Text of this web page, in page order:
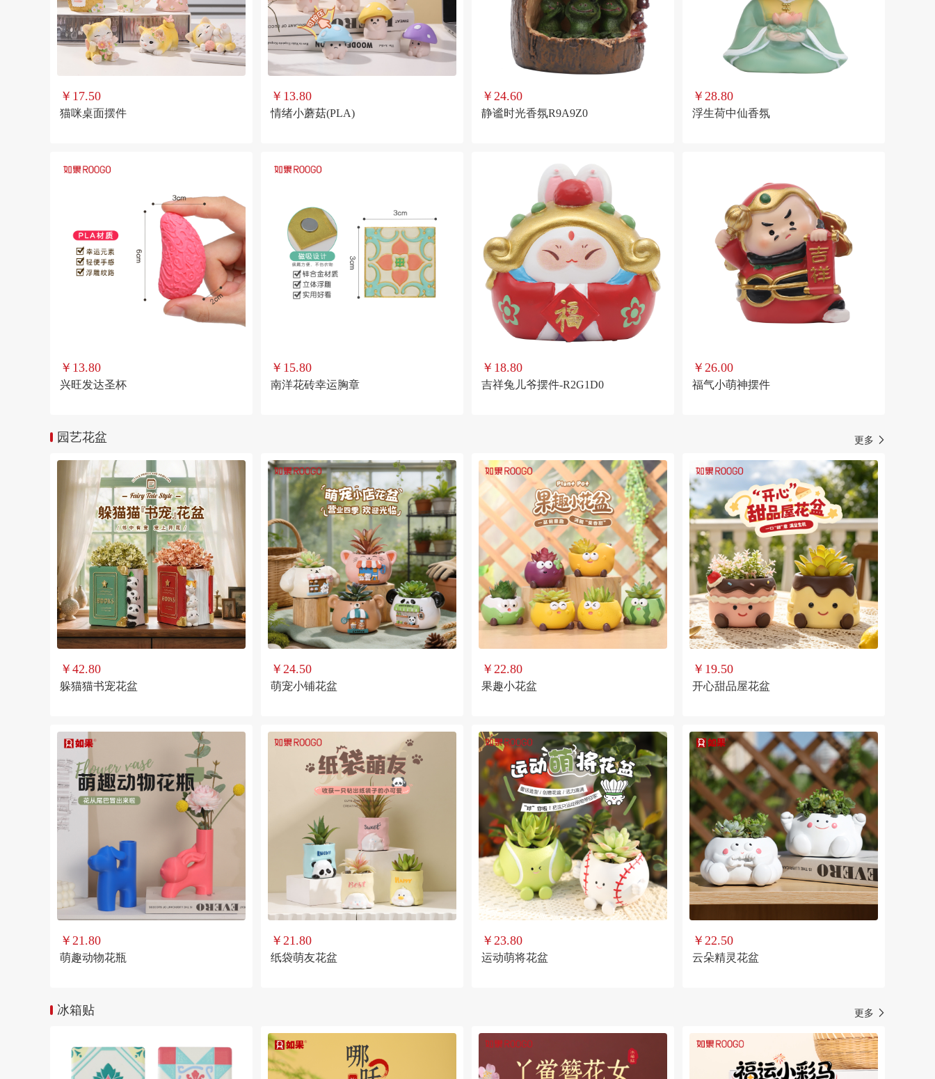
￥17.50
猫咪桌面摆件
￥13.80
情绪小蘑菇(PLA)
￥24.60
静谧时光香氛R9A9Z0
￥28.80
浮生荷中仙香氛
￥13.80
兴旺发达圣杯
￥15.80
南洋花砖幸运胸章
￥18.80
吉祥兔儿爷摆件-R2G1D0
￥26.00
福气小萌神摆件
园艺花盆 更多
￥42.80
躲猫猫书宠花盆
￥24.50
萌宠小铺花盆
￥22.80
果趣小花盆
￥19.50
开心甜品屋花盆
￥21.80
萌趣动物花瓶
￥21.80
纸袋萌友花盆
￥23.80
运动萌将花盆
￥22.50
云朵精灵花盆
冰箱贴 更多